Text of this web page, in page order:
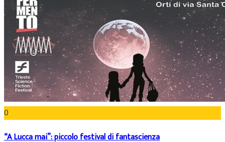
0
“A Lucca mai”: piccolo festival di fantascienza